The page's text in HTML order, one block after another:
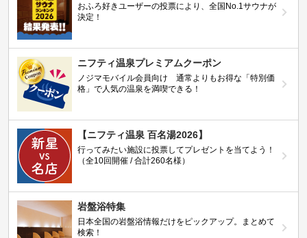
おふろ好きユーザーの投票により、全国No.1サウナが
決定！
ニフティ温泉プレミアムクーポン
ノジマモバイル会員向け 通常よりもお得な「特別価
格」で人気の温泉を満喫できる！
【ニフティ温泉 百名湯2026】
行ってみたい施設に投票してプレゼントを当てよう！
（全10回開催 / 合計260名様）
岩盤浴特集
日本全国の岩盤浴情報だけをピックアップ。まとめて
検索！